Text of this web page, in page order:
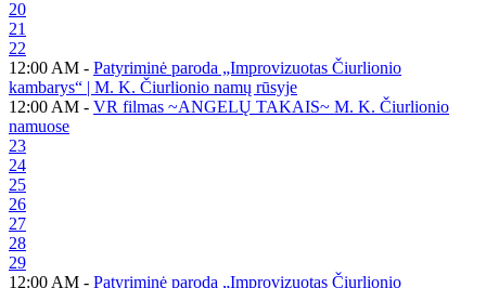
20
21
22
12:00 AM - Patyriminė paroda „Improvizuotas Čiurlionio
kambarys“ | M. K. Čiurlionio namų rūsyje
12:00 AM - VR filmas ~ANGELŲ TAKAIS~ M. K. Čiurlionio
namuose
23
24
25
26
27
28
29
12:00 AM - Patyriminė paroda „Improvizuotas Čiurlionio